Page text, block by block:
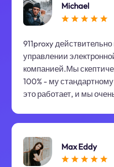
Michael
911proxy
управлении
компанией.Мы
100% - му
это работает, и мы
Max Eddy